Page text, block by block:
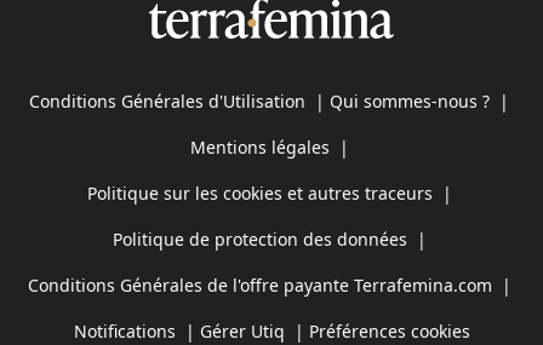
Conditions Générales d'Utilisation | Qui sommes-nous ? |
Mentions légales |
Politique sur les cookies et autres traceurs |
Politique de protection des données |
Conditions Générales de l'offre payante Terrafemina.com |
Notifications | Gérer Utiq | Préférences cookies